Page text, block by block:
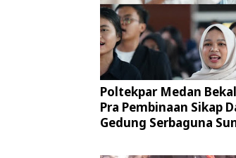
Poltekpar Medan
Pra Pembinaan Sikap
Gedung Serbaguna